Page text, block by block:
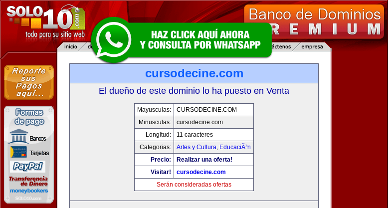
cursodecine.com
El dueño de este dominio lo ha puesto en Venta
Mayusculas:
CURSODECINE.COM
Minusculas:
cursodecine.com
Longitud:
11 caracteres
Categorias:
Artes y Cultura, EducaciÃ³n
Precio:
Realizar una oferta!
Visitar!
cursodecine.com
Serán consideradas ofertas